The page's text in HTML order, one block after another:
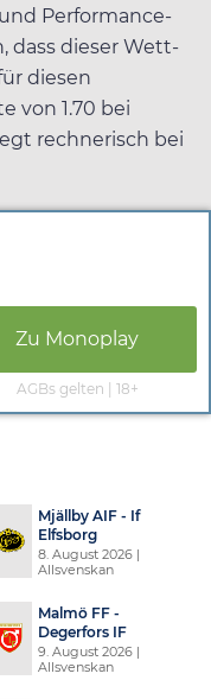
Performance-
dass dieser Wett-
diesen
von 1.70 bei
rechnerisch bei
Zu Monoplay
AGBs gelten | 18+
Mjällby AIF - If
Elfsborg
8. August 2026 |
Allsvenskan
Malmö FF -
Degerfors IF
9. August 2026 |
Allsvenskan